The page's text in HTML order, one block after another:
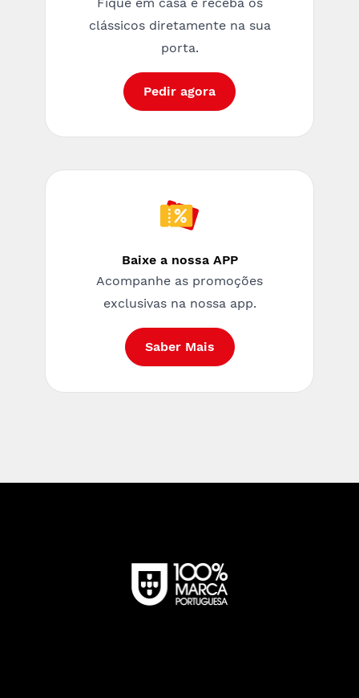
clássicos diretamente na sua
porta.
Pedir agora
Baixe a nossa APP
Acompanhe as promoções
exclusivas na nossa app.
Saber Mais